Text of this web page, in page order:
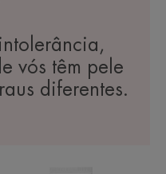
vós têm pele
diferentes.